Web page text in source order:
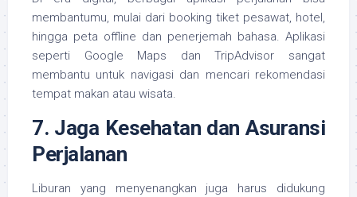
membantumu, mulai dari booking tiket pesawat, hotel,
hingga peta offline dan penerjemah bahasa. Aplikasi
seperti Google Maps dan TripAdvisor sangat
membantu untuk navigasi dan mencari rekomendasi
tempat makan atau wisata.
7. Jaga Kesehatan dan Asuransi
Perjalanan
Liburan yang menyenangkan juga harus didukung